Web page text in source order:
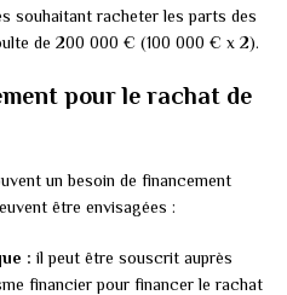
souhaitant racheter les parts des
de 200 000 € (100 000 € x 2).
pour le rachat de
un besoin de financement
être envisagées :
: il peut être souscrit auprès
financier pour financer le rachat